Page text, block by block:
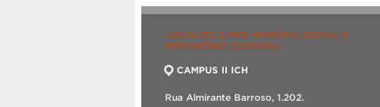
LOCALIZE O PPG MEMÓRIA SOCIAL E
PATRIMÔNIO CULTURAL
CAMPUS II ICH
Rua Almirante Barroso, 1.202.